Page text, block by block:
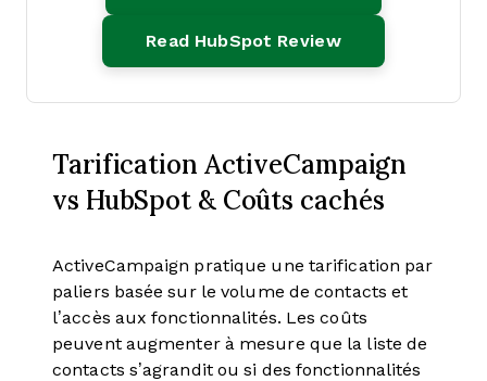
Read HubSpot ReviewOpens New
Tarification ActiveCampaign
vs HubSpot & Coûts cachés
ActiveCampaign pratique une tarification par
paliers basée sur le volume de contacts et
l’accès aux fonctionnalités. Les coûts
peuvent augmenter à mesure que la liste de
contacts s’agrandit ou si des fonctionnalités